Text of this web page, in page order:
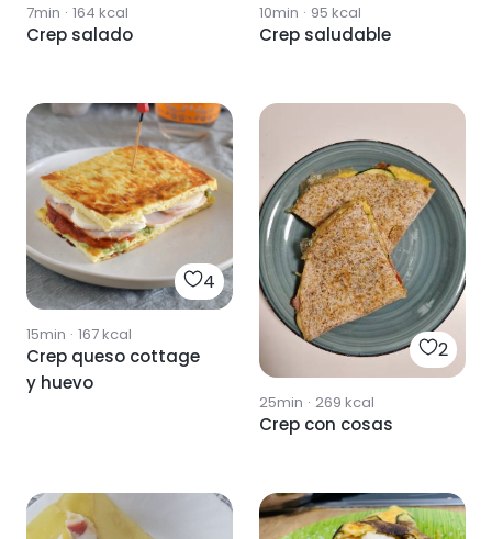
7min · 164 kcal
Crep salado
10min · 95 kcal
Crep saludable
4
15min · 167kcal
Crep queso cottage
y huevo
2
25min · 269 kcal
Crep con cosas